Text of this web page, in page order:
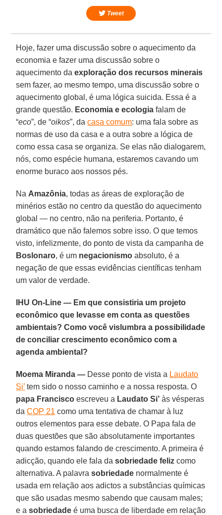
Tweet
Hoje, fazer uma discussão sobre o aquecimento da
economia e fazer uma discussão sobre o
aquecimento daexploração dos recursos minerais
sem fazer, ao mesmo tempo, uma discussão sobre o
aquecimento global, é uma lógica suicida. Essa é a
grande questão. Economia e ecologia falam de
“eco”, de “oikos”, dacasa comum: uma fala sobre as
normas de uso da casa e a outra sobre a lógica de
como essa casa se organiza. Se elas não dialogarem,
nós, como espécie humana, estaremos cavando um
enorme buraco aos nossos pés.
Na Amazônia, todas as áreas de exploração de
minérios estão no centro da questão do aquecimento
global — no centro, não na periferia. Portanto, é
dramático que não falemos sobre isso. O que temos
visto, infelizmente, do ponto de vista da campanha de
Boslonaro, é um negacionismo absoluto, é a
negação de que essas evidências científicas tenham
um valor de verdade.
IHU On-Line — Em que consistiria um projeto
econômico que levasse em conta as questões
ambientais? Como você vislumbra a possibilidade
de conciliar crescimento econômico com a
agenda ambiental?
Moema Miranda — Desse ponto de vista a Laudato
Si’ tem sido o nosso caminho e a nossa resposta. O
papa Francisco escreveu a Laudato Si’ às vésperas
daCOP 21 como uma tentativa de chamar à luz
outros elementos para esse debate. O Papa fala de
duas questões que são absolutamente importantes
quando estamos falando de crescimento. A primeira é
adicção, quando ele fala dasobriedade feliz como
alternativa. A palavrasobriedade normalmente é
usada em relação aos adictos a substâncias químicas
que são usadas mesmo sabendo que causam males;
e asobriedade é uma busca de liberdade em relação